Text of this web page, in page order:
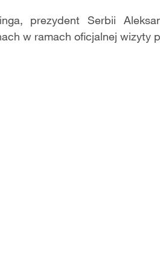
prezydent Serbii
w ramach oficjalnej wizyty